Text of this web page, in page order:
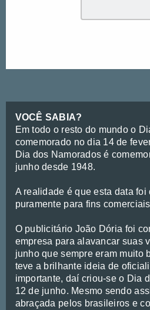
VOCÊ SABIA?
Em todo o resto do mundo o
comemorado no dia 14 de
Dia dos Namorados é
junho desde 1948.
A realidade é que esta data
puramente para fins
O publicitário João Dória foi
empresa para alavancar suas
junho que sempre eram muito
teve a brilhante ideia de
importante, daí criou-se o Dia
12 de junho. Mesmo sendo
abraçada pelos brasileiros e